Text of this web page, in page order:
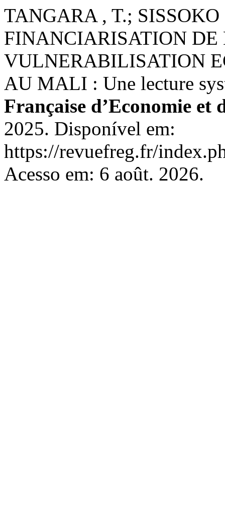
TANGARA , T.;
FINANCIARISATION DE
VULNERABILISATION
AU MALI : Une lecture
Française d’Economie et
2025. Disponível em:
https://revuefreg.fr/
Acesso em: 6 août. 2026.